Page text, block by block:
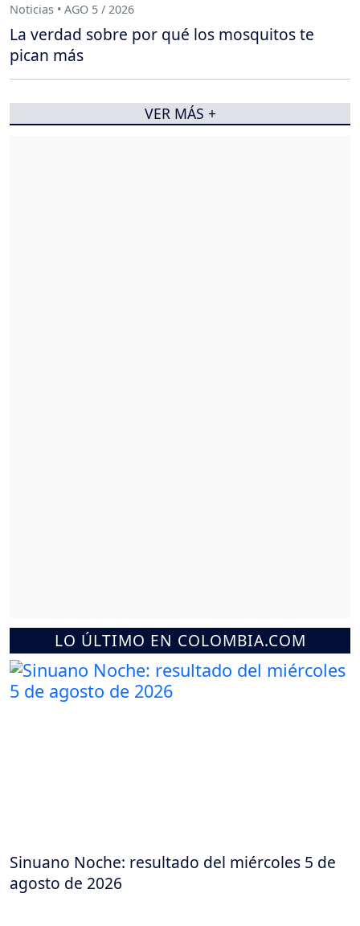
LO ÚLTIMO EN COLOMBIA.COM
Sinuano Noche: resultado del miércoles 5 de
agosto de 2026
Noticias • AGO 5 / 2026
La verdad sobre por qué los mosquitos te
pican más
VER MÁS +